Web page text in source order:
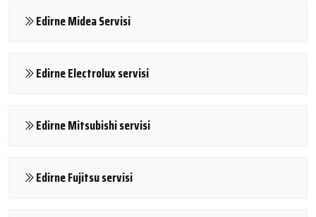
Edirne Midea Servisi
Edirne Electrolux servisi
Edirne Mitsubishi servisi
Edirne Fujitsu servisi